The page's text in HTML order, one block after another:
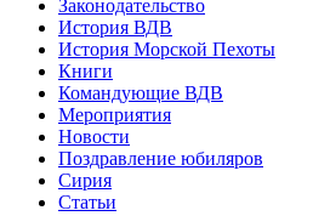
Законодательство
История ВДВ
История Морской Пехоты
Книги
Командующие ВДВ
Мероприятия
Новости
Поздравление юбиляров
Сирия
Статьи